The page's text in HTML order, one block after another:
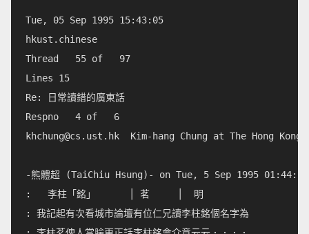
Tue, 05 Sep 1995 15:43:05
hkust.chinese
Thread   55 of   97
Lines 15
Re: 日常讀錯的廣東話
khchung@cs.ust.hk
Kim-hang Chung at The Hong Kong
-熊體超 (TaiChiu Hsung)- on Tue, 5 Sep 1995
:   李柱「銘」      │ 茗     │  明
: 我記起有次看城市論壇有位仁兄讀李柱銘個名字為